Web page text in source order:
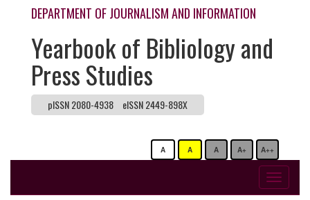
DEPARTMENT OF JOURNALISM AND INFORMATION
Yearbook of Bibliology and
Press Studies
pISSN 2080-4938 eISSN 2449-898X
A A A A+ A++
Toggle